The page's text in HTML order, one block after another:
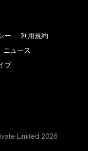
ー
利用規約
ニュース
ブ
Limited 2026